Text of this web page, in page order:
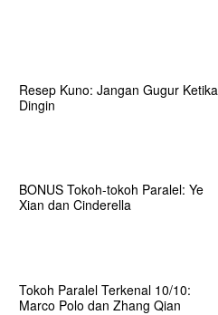
Resep Kuno: Jangan Gugur Ketika
Dingin
BONUS Tokoh-tokoh Paralel: Ye
Xian dan Cinderella
Tokoh Paralel Terkenal 10/10:
Marco Polo dan Zhang Qian